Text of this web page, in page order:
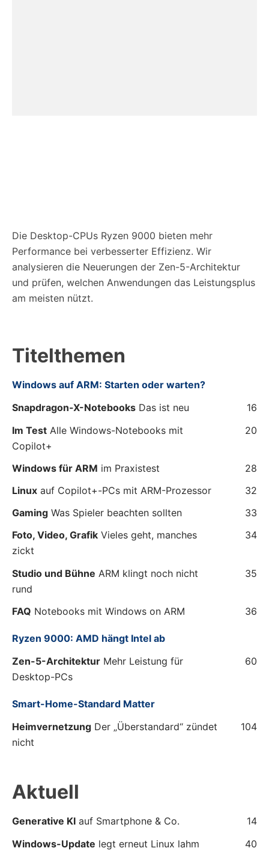
Die Desktop-CPUs Ryzen 9000 bieten mehr
Performance bei verbesserter Effizienz. Wir
analysieren die Neuerungen der Zen-5-Architektur
und prüfen, welchen Anwendungen das Leistungsplus
am meisten nützt.
Titelthemen
Windows auf ARM: Starten oder warten?
Snapdragon-X-Notebooks Das ist neu
16
Im Test Alle Windows-Notebooks mit
Copilot+
20
Windows für ARM im Praxistest
28
Linux auf Copilot+-PCs mit ARM-Prozessor
32
Gaming Was Spieler beachten sollten
33
Foto, Video, Grafik Vieles geht, manches
zickt
34
Studio und Bühne ARM klingt noch nicht
rund
35
FAQ Notebooks mit Windows on ARM 36
Ryzen 9000: AMD hängt Intel ab
Zen-5-Architektur Mehr Leistung für
Desktop-PCs
60
Smart-Home-Standard Matter
Heimvernetzung Der „Überstandard“ zündet
nicht
104
Aktuell
Generative KI auf Smartphone & Co.
14
Windows-Update legt erneut Linux lahm
40